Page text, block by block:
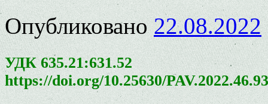
Опубликовано 22.08.2022
УДК 635.21:631.52
https://doi.org/10.25630/